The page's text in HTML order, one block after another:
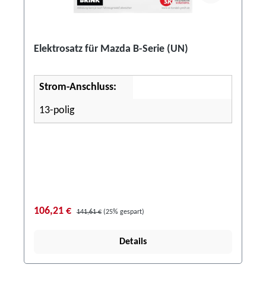
Elektrosatz für Mazda B-Serie (UN)
Strom-Anschluss:
13-polig
106,21 € 141,61 € (25% gespart)
Details